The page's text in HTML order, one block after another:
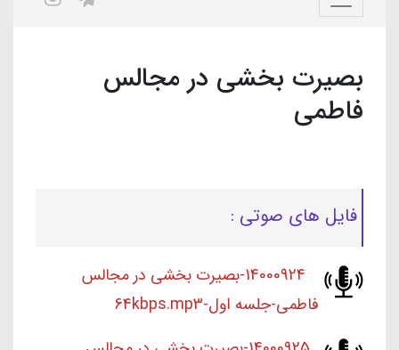
بصیرت بخشی در مجالس
فاطمی
فایل های صوتی :
14000924-بصیرت بخشی در مجالس
فاطمی-جلسه اول-64kbps.mp3